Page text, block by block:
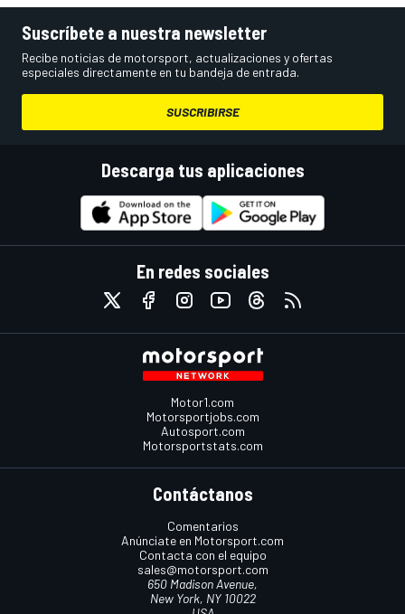
Suscríbete a nuestra newsletter
Recibe noticias de motorsport, actualizaciones y ofertas
especiales directamente en tu bandeja de entrada.
SUSCRIBIRSE
Descarga tus aplicaciones
En redes sociales
Motor1.com
Motorsportjobs.com
Autosport.com
Motorsportstats.com
Contáctanos
Comentarios
Anúnciate en Motorsport.com
Contacta con el equipo
sales@motorsport.com
650 Madison Avenue,
New York, NY 10022